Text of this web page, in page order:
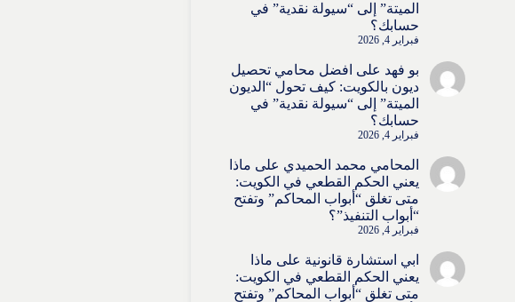
الميتة” إلى “سيولة نقدية” في
حسابك؟
فبراير 4, 2026
بو فهد على افضل محامي تحصيل
ديون بالكويت: كيف تحول “الديون
الميتة” إلى “سيولة نقدية” في
حسابك؟
فبراير 4, 2026
المحامي محمد الحميدي على ماذا
يعني الحكم القطعي في الكويت:
متى تغلق “أبواب المحاكم” وتفتح
“أبواب التنفيذ”؟
فبراير 4, 2026
ابي استشارة قانونية على ماذا
يعني الحكم القطعي في الكويت:
متى تغلق “أبواب المحاكم” وتفتح